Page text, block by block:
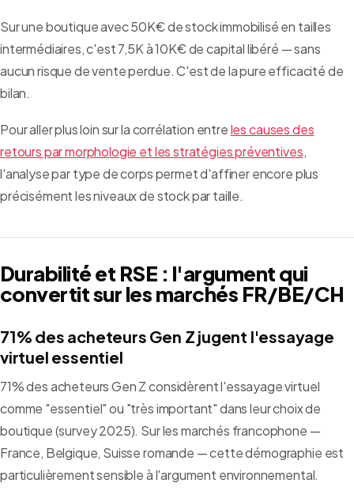
Sur une boutique avec 50K€ de stock immobilisé en tailles
intermédiaires, c'est 7,5K à 10K€ de capital libéré — sans
aucun risque de vente perdue. C'est de la pure efficacité de
bilan.
Pour aller plus loin sur la corrélation entreles causes des
retours par morphologie et les stratégies préventives,
l'analyse par type de corps permet d'affiner encore plus
précisément les niveaux de stock par taille.
Durabilité et RSE : l'argument qui
convertit sur les marchés FR/BE/CH
71% des acheteurs Gen Z jugent l'essayage
virtuel essentiel
71% des acheteurs Gen Z considèrent l'essayage virtuel
comme "essentiel" ou "très important" dans leur choix de
boutique (survey 2025). Sur les marchés francophone —
France, Belgique, Suisse romande — cette démographie est
particulièrement sensible à l'argument environnemental.